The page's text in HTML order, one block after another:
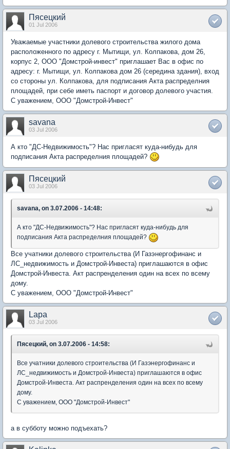
Пясецкий
01 Jul 2006
Уважаемые участники долевого строительства жилого дома
расположенного по адресу г. Мытищи, ул. Колпакова, дом 26,
корпус 2, ООО "Домстрой-инвест" приглашает Вас в офис по
адресу: г. Мытищи, ул. Колпакова дом 26 (середина здания), вход
со стороны ул. Колпакова, для подписания Акта распределния
площадей, при себе иметь паспорт и договор долевого участия.
С уважением, ООО "Домстрой-Инвест"
savana
03 Jul 2006
А кто "ДС-Недвижимость"? Нас пригласят куда-нибудь для
подписания Акта распределния площадей?
Пясецкий
03 Jul 2006
savana, on 3.07.2006 - 14:48:
А кто "ДС-Недвижимость"? Нас пригласят куда-нибудь для
подписания Акта распределния площадей?
Все учатники долевого строительства (И Газэнергофинанс и
ЛС_недвижимость и Домстрой-Инвеста) приглашаются в офис
Домстрой-Инвеста. Акт распренделения один на всех по всему
дому.
С уважением, ООО "Домстрой-Инвест"
Lapa
03 Jul 2006
Пясецкий, on 3.07.2006 - 14:58:
Все учатники долевого строительства (И Газэнергофинанс и
ЛС_недвижимость и Домстрой-Инвеста) приглашаются в офис
Домстрой-Инвеста. Акт распренделения один на всех по всему
дому.
С уважением, ООО "Домстрой-Инвест"
а в субботу можно подъехать?